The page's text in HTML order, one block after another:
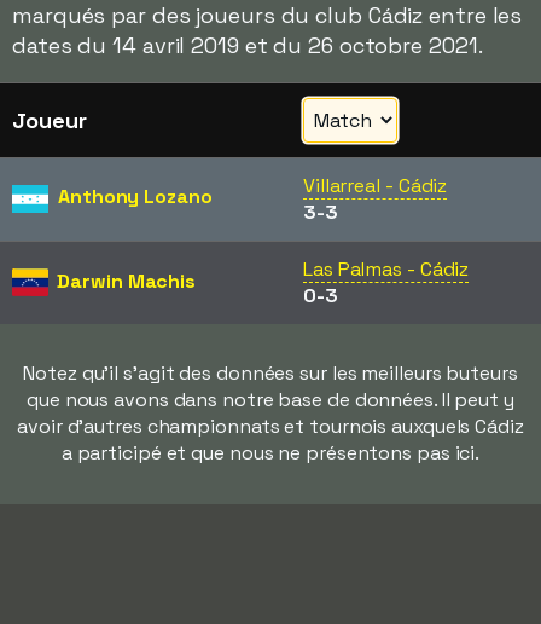
marqués par des joueurs du club Cádiz entre les
dates du 14 avril 2019 et du 26 octobre 2021.
Joueur
Anthony Lozano
Villarreal - Cádiz
3-3
Darwin Machis
Las Palmas - Cádiz
0-3
Notez qu'il s'agit des données sur les meilleurs buteurs
que nous avons dans notre base de données. Il peut y
avoir d'autres championnats et tournois auxquels Cádiz
a participé et que nous ne présentons pas ici.